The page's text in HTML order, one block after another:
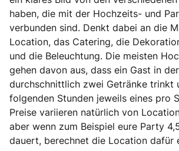
haben, die mit der Hochzeits- und
verbunden sind. Denkt dabei an die
Location, das Catering, die
und die Beleuchtung. Die meisten
gehen davon aus, dass ein Gast in
durchschnittlich zwei Getränke trinkt
folgenden Stunden jeweils eines pro
Preise variieren natürlich von
aber wenn zum Beispiel eure Party
dauert, berechnet die Location dafür